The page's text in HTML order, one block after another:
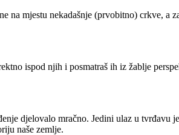
na mjestu nekadašnje (prvobitno) crkve, a
ispod njih i posmatraš ih iz žablje
djelovalo mračno. Jedini ulaz u
naše zemlje.